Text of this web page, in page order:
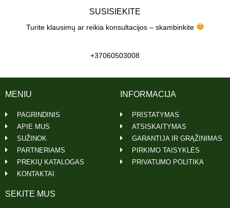
SUSISIEKITE
Turite klausimų ar reikia konsultacijos – skambinkite
+37060503008
SEKITE MUS
INFORMACIJA
PRISTATYMAS
ATSISKAITYMAS
GARANTIJA IR GRĄŽINIMAS
PIRKIMO TAISYKLĖS
PRIVATUMO POLITIKA
MENIU
PAGRINDINIS
APIE MUS
SUŽINOK
PARTNERIAMS
PREKIŲ KATALOGAS
KONTAKTAI